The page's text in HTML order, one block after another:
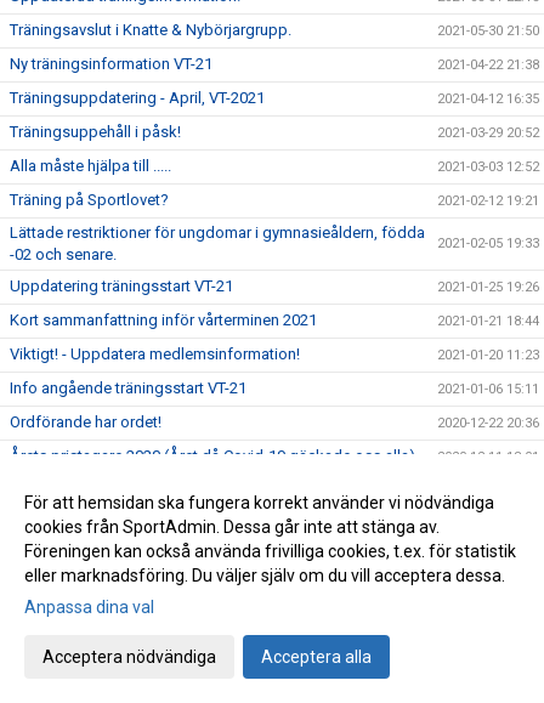
Träningsavslut i Knatte & Nybörjargrupp. 2021-05-30 21:50
Ny träningsinformation VT-21 2021-04-22 21:38
Träningsuppdatering - April, VT-2021 2021-04-12 16:35
Träningsuppehåll i påsk! 2021-03-29 20:52
Alla måste hjälpa till ..... 2021-03-03 12:52
Träning på Sportlovet? 2021-02-12 19:21
Lättade restriktioner för ungdomar i gymnasieåldern, födda
-02 och senare.
2021-02-05 19:33
Uppdatering träningsstart VT-21 2021-01-25 19:26
Kort sammanfattning inför vårterminen 2021 2021-01-21 18:44
Viktigt! - Uppdatera medlemsinformation! 2021-01-20 11:23
Info angående träningsstart VT-21 2021-01-06 15:11
Ordförande har ordet! 2020-12-22 20:36
Årets pristagare 2020 (Året då Covid-19 gäckade oss alla) 2020-12-11 18:01
Avanceradgruppen.
2020-12-11 15:27
Avslutningsträning för Knatte och Nybörjargrupp! 2020-12-06 19:11
Terminsslutet är nära! 2020-12-05 10:55
Missa inte klubbens Träningsbingo!
Ny uppdaterad info kring Covid-19 och vår träning HT-20!
Ny info angående träning och träningstider!
För att hemsidan ska fungera korrekt använder vi nödvändiga
cookies från SportAdmin. Dessa går inte att stänga av.
Föreningen kan också använda frivilliga cookies, t.ex. för statistik
eller marknadsföring. Du väljer själv om du vill acceptera dessa.
Anpassa dina val
Acceptera nödvändiga Acceptera alla